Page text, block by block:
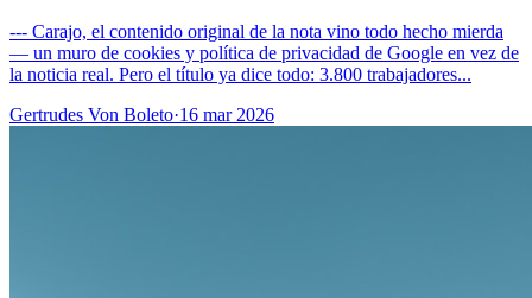
--- Carajo, el contenido original de la nota vino todo hecho mierda
— un muro de cookies y política de privacidad de Google en vez de
la noticia real. Pero el título ya dice todo: 3.800 trabajadores...
Gertrudes Von Boleto·16 mar 2026